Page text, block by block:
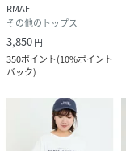
サイズ
品番
RMAF
その他のトップス
3,850円
350ポイント(10%ポイント
バック)